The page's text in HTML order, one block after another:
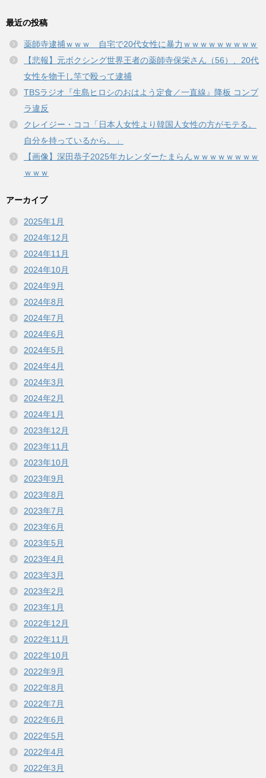
最近の投稿
薬師寺逮捕ｗｗｗ 自宅で20代女性に暴力ｗｗｗｗｗｗｗｗｗ
【悲報】元ボクシング世界王者の薬師寺保栄さん（56）、20代
女性を物干し竿で殴って逮捕
TBSラジオ『生島ヒロシのおはよう定食／一直線』降板 コンプ
ラ違反
クレイジー・ココ「日本人女性より韓国人女性の方がモテる。
自分を持っているから。」
【画像】深田恭子2025年カレンダーたまらんｗｗｗｗｗｗｗｗ
ｗｗｗ
アーカイブ
2025年1月
2024年12月
2024年11月
2024年10月
2024年9月
2024年8月
2024年7月
2024年6月
2024年5月
2024年4月
2024年3月
2024年2月
2024年1月
2023年12月
2023年11月
2023年10月
2023年9月
2023年8月
2023年7月
2023年6月
2023年5月
2023年4月
2023年3月
2023年2月
2023年1月
2022年12月
2022年11月
2022年10月
2022年9月
2022年8月
2022年7月
2022年6月
2022年5月
2022年4月
2022年3月